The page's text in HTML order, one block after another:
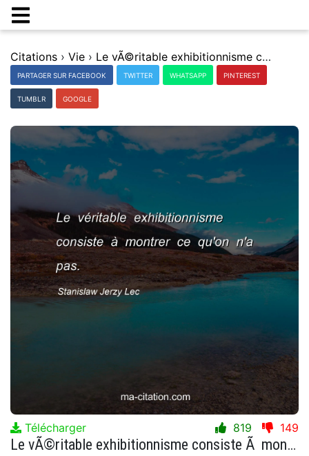
Citations › Vie › Le vÃ©ritable exhibitionnisme consiste Ã montrer ce qu'on n'a pas.
PARTAGER SUR FACEBOOK TWITTER WHATSAPP PINTEREST
TUMBLR GOOGLE
Télécharger 819 149
Le vÃ©ritable exhibitionnisme consiste Ã montrer ce qu'on n'a pas.